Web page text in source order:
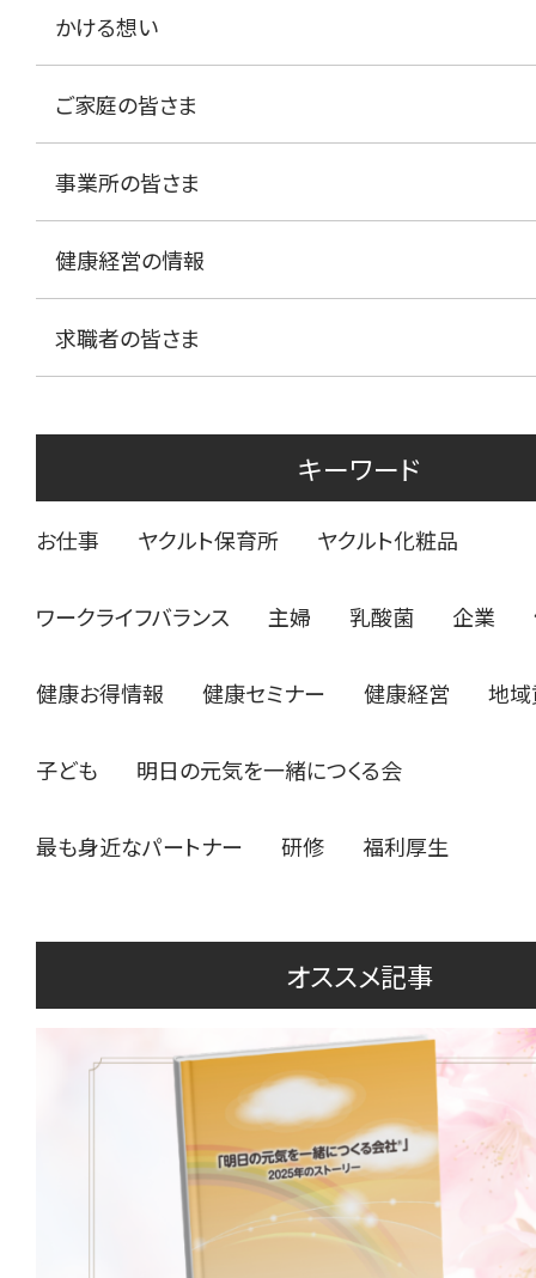
かける想い
ご家庭の皆さま
事業所の皆さま
健康経営の情報
求職者の皆さま
キーワード
お仕事 ヤクルト保育所 ヤクルト化粧品
ワークライフバランス 主婦 乳酸菌 企業
健康お得情報 健康セミナー 健康経営 地
子ども 明日の元気を一緒につくる会
最も身近なパートナー 研修 福利厚生
オススメ記事